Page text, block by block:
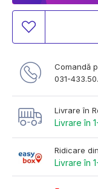
Comandă
031-
Livrare în
Livrare în
Ridicare
Livrare în